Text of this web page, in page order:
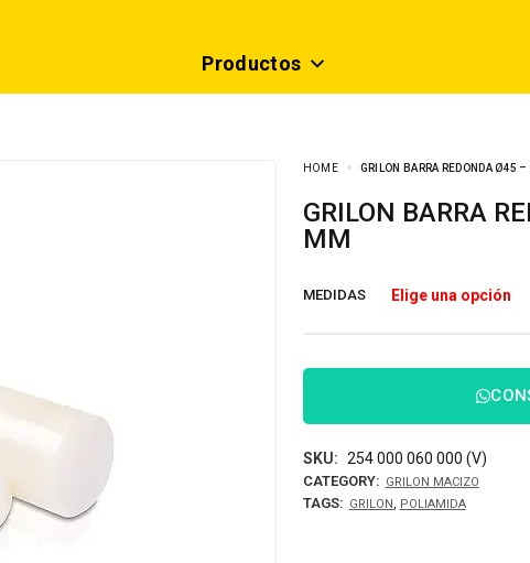
Productos
HOME GRILON BARRA REDONDA Ø45
GRILON BARRA REDONDA Ø45 – Ø65 X 1000
MM
MEDIDAS
SKU: 254 000 060 000 (V)
CATEGORY: GRILON MACIZO
TAGS: GRILON, POLIAMIDA